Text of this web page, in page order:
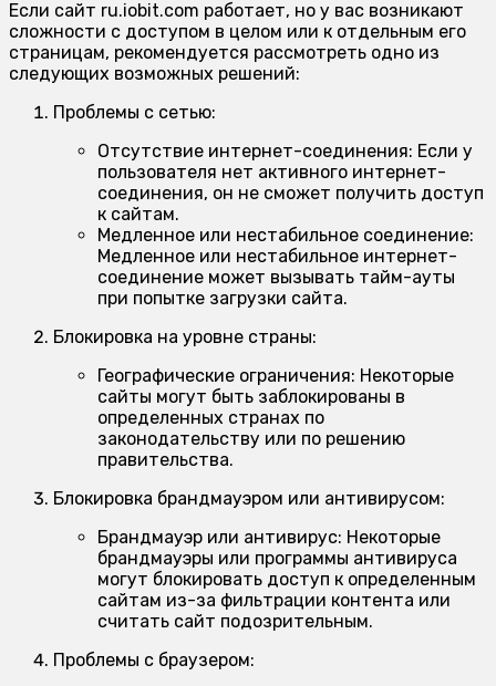
Если сайт ru.iobit.com работает, но у вас возникают
сложности с доступом в целом или к отдельным его
страницам, рекомендуется рассмотреть одно из
следующих возможных решений:
Проблемы с сетью:
Отсутствие интернет-соединения: Если у
пользователя нет активного интернет-
соединения, он не сможет получить доступ
к сайтам.
Медленное или нестабильное соединение:
Медленное или нестабильное интернет-
соединение может вызывать тайм-ауты
при попытке загрузки сайта.
Блокировка на уровне страны:
Географические ограничения: Некоторые
сайты могут быть заблокированы в
определенных странах по
законодательству или по решению
правительства.
Блокировка брандмауэром или антивирусом:
Брандмауэр или антивирус: Некоторые
брандмауэры или программы антивируса
могут блокировать доступ к определенным
сайтам из-за фильтрации контента или
считать сайт подозрительным.
Проблемы с браузером: